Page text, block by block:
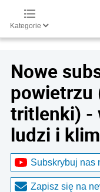
Kategorie
Nowe
powietrzu
tritlenki) -
ludzi i
Subskrybuj nas
Zapisz się na